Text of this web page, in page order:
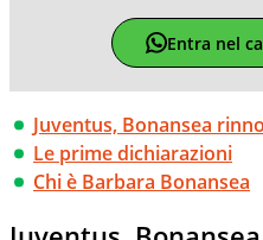
Entra nel
Juventus, Bonansea
Le prime dichiarazioni
Chi è Barbara Bonansea